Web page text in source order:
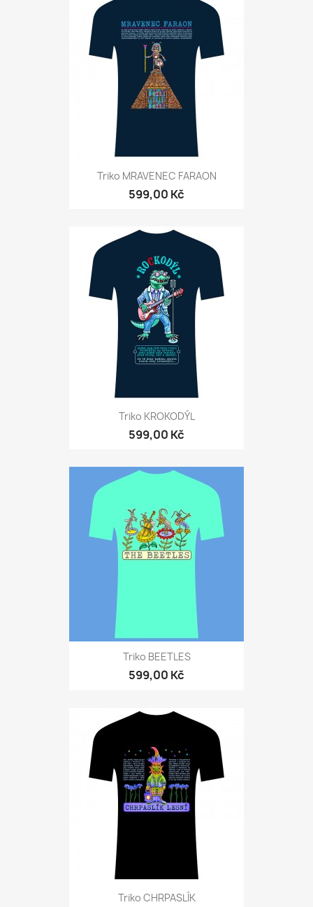
Triko MRAVENEC FARAON
599,00 Kč
Triko KROKODÝL
599,00 Kč
Triko BEETLES
599,00 Kč
Triko CHRPASLÍK